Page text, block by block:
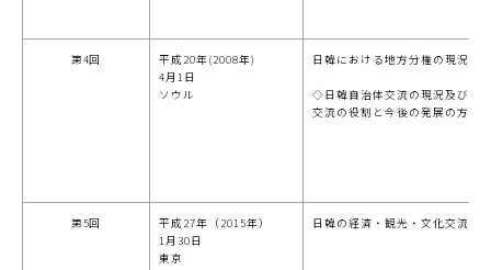
第4回
平成20年(2008年)
4月1日
ソウル
日韓における地方分権の現況と
◇日韓自治体交流の現況及び
交流の役割と今後の発展の方向
第5回
平成27年（2015年）
1月30日
東京
日韓の経済・観光・文化交流の